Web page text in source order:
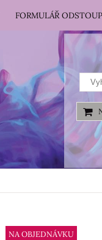
FORMULÁŘ
NA OBJEDNÁVKU